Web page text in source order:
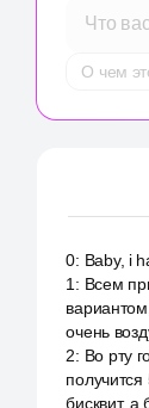
Что
О чем
0: Baby, i
1 : Всем
очень
2: Во рту
бисквит, а